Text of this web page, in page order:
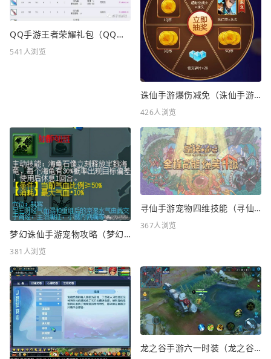
QQ手游王者荣耀礼包（QQ手游王者荣耀礼包在哪领）
541人浏览
诛仙手游爆伤减免（诛仙手游爆伤减免重要吗）
426人浏览
梦幻诛仙手游宠物攻略（梦幻诛仙手游宠物攻略最新）
381人浏览
寻仙手游宠物四维技能（寻仙手游宠物四维技能怎么升级）
367人浏览
龙之谷手游六一时装（龙之谷手游六一时装怎么样）